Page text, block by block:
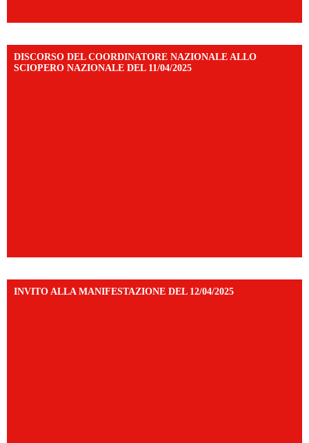
DISCORSO DEL COORDINATORE NAZIONALE ALLO
SCIOPERO NAZIONALE DEL 11/04/2025
INVITO ALLA MANIFESTAZIONE DEL 12/04/2025